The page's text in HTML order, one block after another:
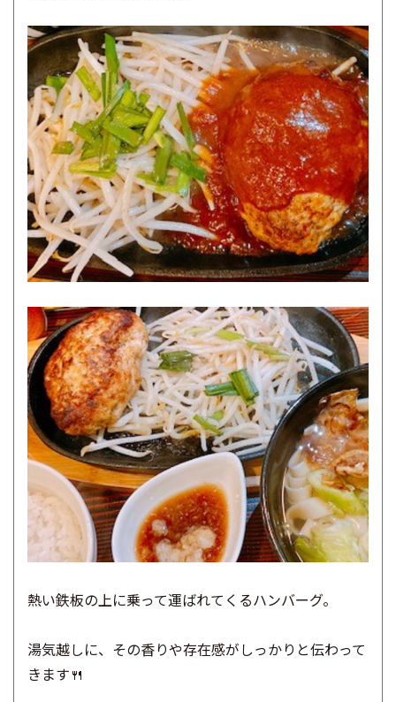
熱い鉄板の上に乗って運ばれてくるハンバーグ。
湯気越しに、その香りや存在感がしっかりと伝わって
きます🍴